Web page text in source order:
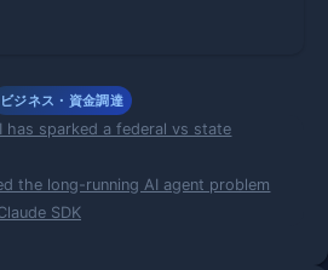
ビジネス・資金調達
has sparked a federal vs state
the long-running AI agent problem
SDK